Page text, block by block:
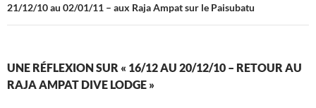
21/12/10 au 02/01/11 – aux Raja Ampat sur le Paisubatu
UNE RÉFLEXION SUR « 16/12 AU 20/12/10 – RETOUR AU
RAJA AMPAT DIVE LODGE »